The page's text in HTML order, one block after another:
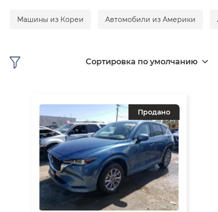
Машины из Кореи Автомобили из Америки
Сортировка по умолчанию
Продано